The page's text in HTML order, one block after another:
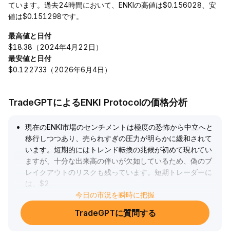
ています。過去24時間において、ENKIの高値は$0.156028、安
値は$0.151298です。
最高値と日付
$18.38（2024年4月22日）
最安値と日付
$0.122733（2026年6月4日）
TradeGPTによるENKI Protocolの価格分析
現在のENKI市場のセンチメントは極度の恐怖から中立へと
移行しつつあり、売られすぎの圧力が明らかに緩和されて
います。短期的にはトレンド転換の兆候が初めて現れてい
ますが、十分な出来高の伴いが欠如しているため、偽のブ
レイクアウトのリスクも残っています。短期トレーダーに
は、$2
30などの重要なサポートゾーンの有効性を確認した後、分
割して試験的にポジションを建て、厳格な損切りルールを
今日の市況を瞬時に把握
TradeGPTに質問する